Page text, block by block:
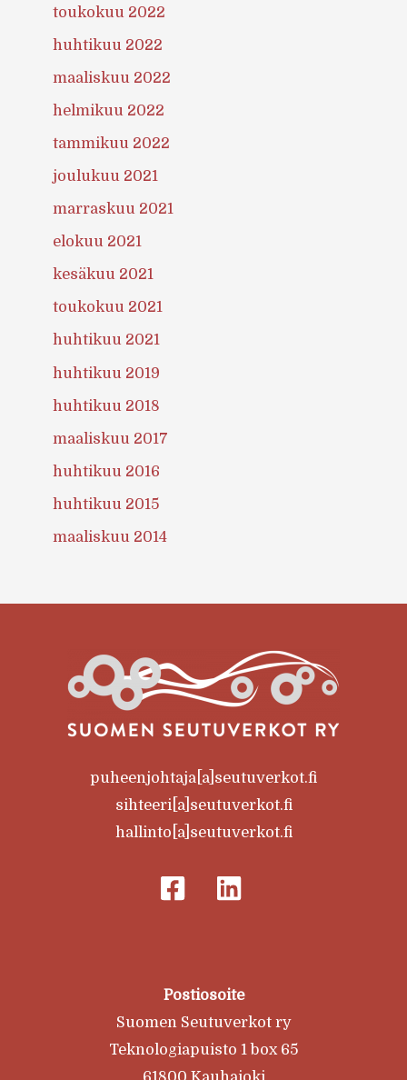
toukokuu 2022
huhtikuu 2022
maaliskuu 2022
helmikuu 2022
tammikuu 2022
joulukuu 2021
marraskuu 2021
elokuu 2021
kesäkuu 2021
toukokuu 2021
huhtikuu 2021
huhtikuu 2019
huhtikuu 2018
maaliskuu 2017
huhtikuu 2016
huhtikuu 2015
maaliskuu 2014
puheenjohtaja[a]seutuverkot.fi
sihteeri[a]seutuverkot.fi
hallinto[a]seutuverkot.fi
Postiosoite
Suomen Seutuverkot ry
Teknologiapuisto 1 box 65